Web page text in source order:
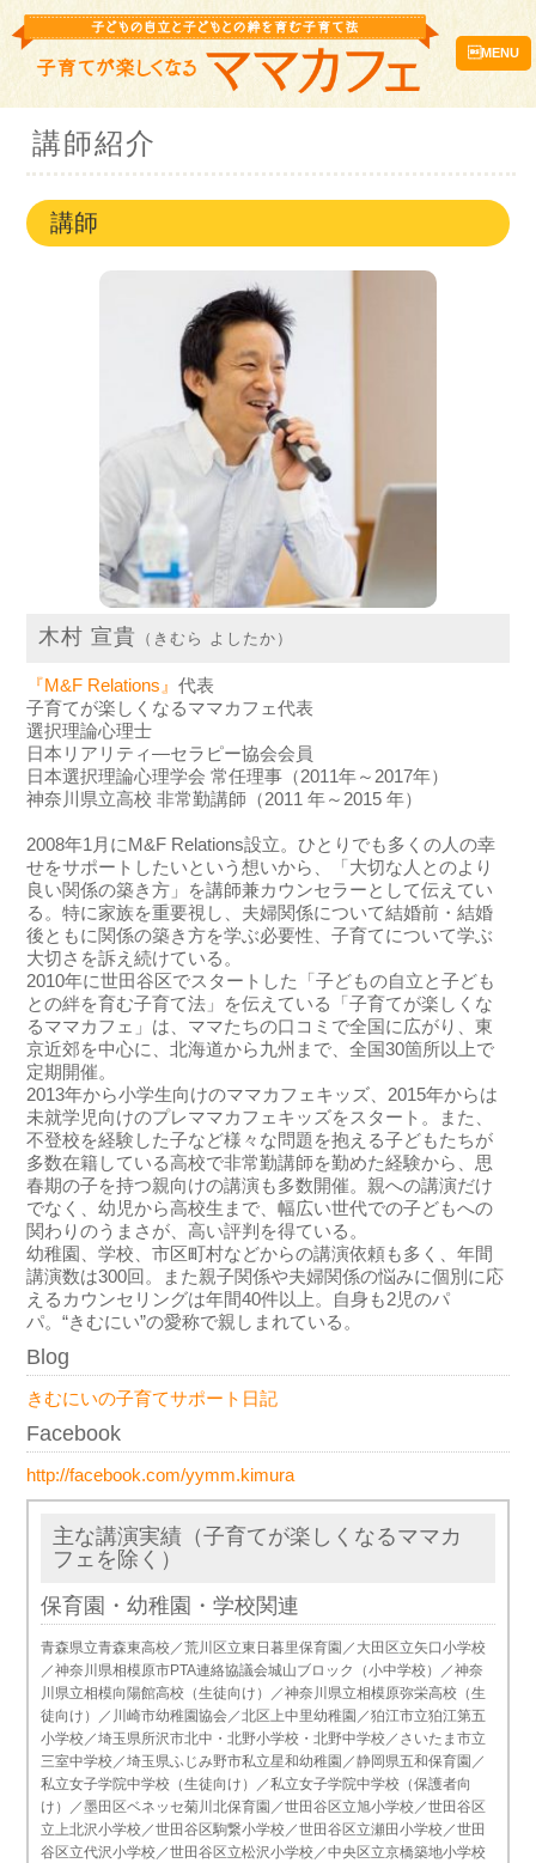
MENU
講師紹介
講師
木村 宣貴 （きむら よしたか）
『M&F Relations』代表
子育てが楽しくなるママカフェ代表
選択理論心理士
日本リアリティ―セラピー協会会員
日本選択理論心理学会 常任理事（2011年～2017年）
神奈川県立高校 非常勤講師（2011年～2015年）
2008年1月にM&F Relations設立。ひとりでも多くの人の幸
せをサポートしたいという想いから、「大切な人とのより
良い関係の築き方」を講師兼カウンセラーとして伝えてい
る。特に家族を重要視し、夫婦関係について結婚前・結婚
後ともに関係の築き方を学ぶ必要性、子育てについて学ぶ
大切さを訴え続けている。
2010年に世田谷区でスタートした「子どもの自立と子ども
との絆を育む子育て法」を伝えている「子育てが楽しくな
るママカフェ」は、ママたちの口コミで全国に広がり、東
京近郊を中心に、北海道から九州まで、全国30箇所以上で
定期開催。
2013年から小学生向けのママカフェキッズ、2015年からは
未就学児向けのプレママカフェキッズをスタート。また、
不登校を経験した子など様々な問題を抱える子どもたちが
多数在籍している高校で非常勤講師を勤めた経験から、思
春期の子を持つ親向けの講演も多数開催。親への講演だけ
でなく、幼児から高校生まで、幅広い世代での子どもへの
関わりのうまさが、高い評判を得ている。
幼稚園、学校、市区町村などからの講演依頼も多く、年間
講演数は300回。また親子関係や夫婦関係の悩みに個別に応
えるカウンセリングは年間40件以上。自身も2児のパ
パ。“きむにい”の愛称で親しまれている。
Blog
きむにいの子育てサポート日記
Facebook
http://facebook.com/yymm.kimura
主な講演実績（子育てが楽しくなるママカ
フェを除く）
保育園・幼稚園・学校関連
青森県立青森東高校／荒川区立東日暮里保育園／大田区立矢口小学校
／神奈川県相模原市PTA連絡協議会城山ブロック（小中学校）／神奈
川県立相模向陽館高校（生徒向け）／神奈川県立相模原弥栄高校（生
徒向け）／川崎市幼稚園協会／北区上中里幼稚園／狛江市立狛江第五
小学校／埼玉県所沢市北中・北野小学校・北野中学校／さいたま市立
三室中学校／埼玉県ふじみ野市私立星和幼稚園／静岡県五和保育園／
私立女子学院中学校（生徒向け）／私立女子学院中学校（保護者向
け）／墨田区ベネッセ菊川北保育園／世田谷区立旭小学校／世田谷区
立上北沢小学校／世田谷区駒繋小学校／世田谷区立瀬田小学校／世田
谷区立代沢小学校／世田谷区立松沢小学校／中央区立京橋築地小学校